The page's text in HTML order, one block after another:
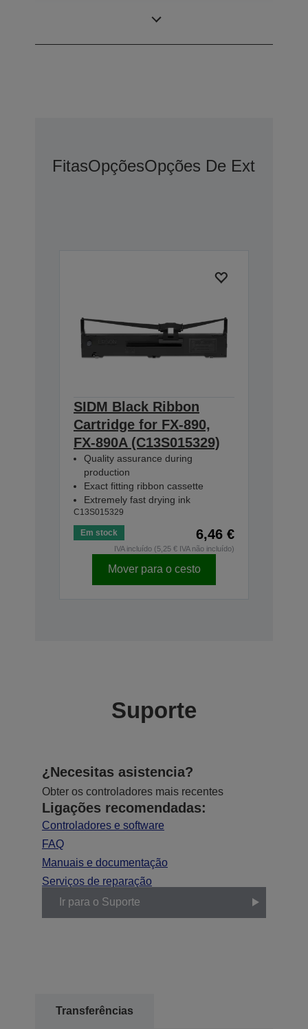
FitasOpçõesOpções De Extensão
SIDM Black Ribbon
Cartridge for FX-890,
FX-890A (C13S015329)
Quality assurance during
production
Exact fitting ribbon cassette
Extremely fast drying ink
C13S015329
Em stock 6,46 €
IVA incluído (5,25 € IVA não incluído)
Mover para o cesto
Suporte
¿Necesitas asistencia?
Obter os controladores mais recentes
Ligações recomendadas:
Controladores e software
FAQ
Manuais e documentação
Serviços de reparação
Ir para o Suporte
Transferências